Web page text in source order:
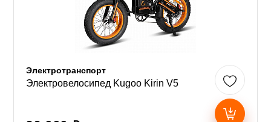
Электротранспорт
Электровелосипед Kugoo Kirin V5